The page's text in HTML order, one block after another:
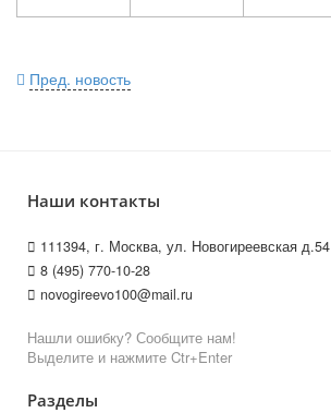
Пред. новость
Наши контакты
111394, г. Москва, ул. Новогиреевская д.54
8 (495) 770-10-28
novogireevo100@mail.ru
Нашли ошибку? Сообщите нам!
Выделите и нажмите Ctr+Enter
Разделы